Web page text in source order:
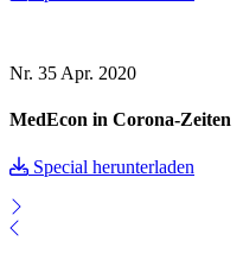
Nr. 35 Apr. 2020
MedEcon in Corona-Zeiten
Special herunterladen